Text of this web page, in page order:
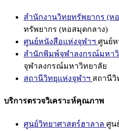
สำนักงานวิทยทรัพยากร (ห
ทรัพยากร (หอสมุดกลาง)
ศูนย์หนังสือแห่งจุฬาฯ ศูนย์ห
สำนักพิมพ์จุฬาลงกรณ์มหา
จุฬาลงกรณ์มหาวิทยาลัย
สถานีวิทยุแห่งจุฬาฯ สถานีวิ
บริการตรวจวิเคราะห์คุณภาพ
ศูนย์วิทยาศาสตร์ฮาลาล ศูน